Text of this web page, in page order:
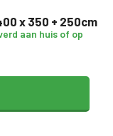
x 350 + 250cm
aan huis of op